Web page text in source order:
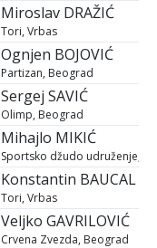
Miroslav DRAŽIĆ
Tori, Vrbas
Ognjen BOJOVIĆ
Partizan, Beograd
Sergej SAVIĆ
Olimp, Beograd
Mihajlo MIKIĆ
Sportsko džudo udruženje,
Konstantin BAUCAL
Tori, Vrbas
Veljko GAVRILOVIĆ
Crvena Zvezda, Beograd